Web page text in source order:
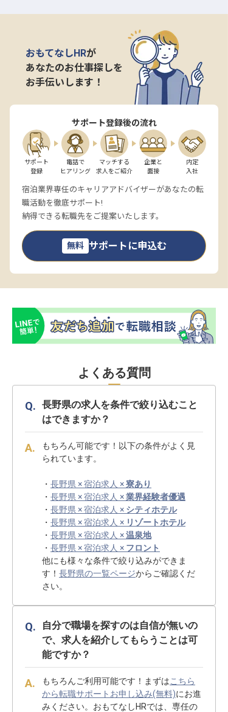
おもてなしHRが
あなたのお仕事探しを
お手伝いします！
サポート登録後の流れ
サポート
登録
電話で
ヒアリング
マッチする
求人をご紹介
企業と
面接
内定
入社
宿泊業界専任のキャリアアドバイザーがあなたの転
職活動を徹底サポート!
納得できる転職先をご提案いたします。
無料 サポートに申込む
よくある質問
長野県の求人を条件で絞り込むこと
はできますか？
もちろん可能です！以下の条件がよく見
られています。
・ 長野県 × 宿泊求人 ×寮あり
・ 長野県 × 宿泊求人 ×業界経験者優遇
・ 長野県 × 宿泊求人 × シティホテル
・ 長野県 × 宿泊求人 × リゾートホテル
・ 長野県 × 宿泊求人 ×温泉地
・ 長野県 × 宿泊求人 × フロント
他にも様々な条件で絞り込みができま
す！ 長野県の一覧ページからご確認くだ
さい。
自分で職場を探すのは自信が無いの
で、求人を紹介してもらうことは可
能ですか？
もちろんご利用可能です！まずはこちら
から転職サポートお申し込み(無料)にお進
みください。おもてなしHRでは、専任の